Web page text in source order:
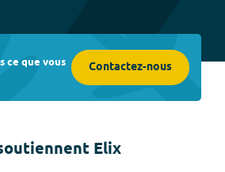
ce que vous Contactez-nous
Elix